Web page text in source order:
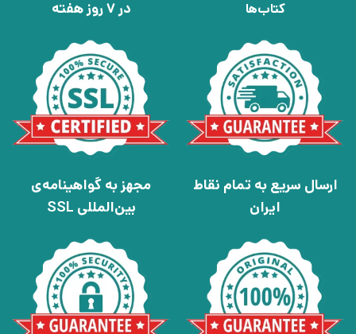
کتاب‌ها
در 7 روز هفته
ارسال سریع به تمام نقاط
ایران
مجهز به گواهینامه‌ی
بین‌المللی SSL